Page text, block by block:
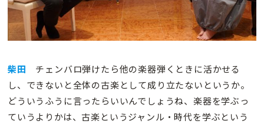
柴田 チェンバロ弾けたら他の楽器弾くときに活かせる
し、できないと全体の古楽として成り立たないというか。
どういうふうに言ったらいいんでしょうね、楽器を学ぶっ
ていうよりかは、古楽というジャンル・時代を学ぶという